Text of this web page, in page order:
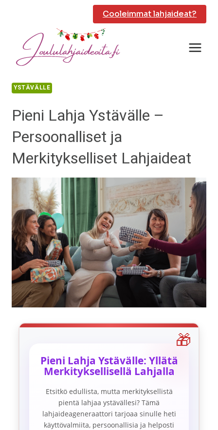
Cooleimmat lahjaideat?
YSTÄVÄLLE
Pieni Lahja Ystävälle –
Persoonalliset ja
Merkitykselliset Lahjaideat
Pieni Lahja Ystävälle: Yllätä
Merkityksellisellä Lahjalla
Etsitkö edullista, mutta merkityksellistä
pientä lahjaa ystävällesi? Tämä
lahjaideageneraattori tarjoaa sinulle heti
käyttövalmiita, persoonallisia ja helposti